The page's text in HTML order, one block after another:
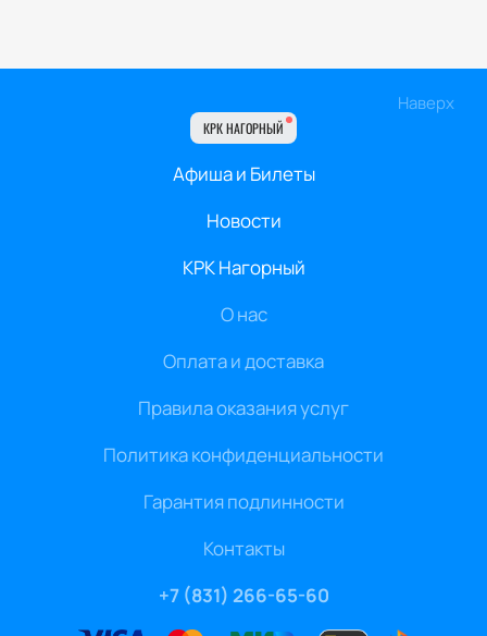
Наверх
КРК НАГОРНЫЙ
Афиша и Билеты
Новости
КРК Нагорный
О нас
Оплата и доставка
Правила оказания услуг
Политика конфиденциальности
Гарантия подлинности
Контакты
+7 (831) 266-65-60